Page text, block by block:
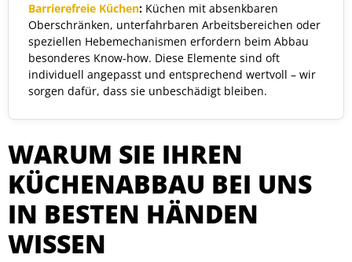
Barrierefreie Küchen: Küchen mit absenkbaren
Oberschränken, unterfahrbaren Arbeitsbereichen oder
speziellen Hebemechanismen erfordern beim Abbau
besonderes Know-how. Diese Elemente sind oft
individuell angepasst und entsprechend wertvoll – wir
sorgen dafür, dass sie unbeschädigt bleiben.
WARUM SIE IHREN
KÜCHENABBAU BEI UNS
IN BESTEN HÄNDEN
WISSEN